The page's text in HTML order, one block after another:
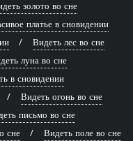
золото во сне
платье в сновидении
Видеть лес во сне
луна во сне
в сновидении
Видеть огонь во сне
письмо во сне
сне
Видеть поле во сне